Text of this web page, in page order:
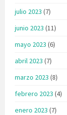
julio 2023 (7)
junio 2023 (11)
mayo 2023 (6)
abril 2023 (7)
marzo 2023 (8)
febrero 2023 (4)
enero 2023 (7)